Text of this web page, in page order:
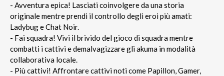
- Avventura epica! Lasciati coinvolgere da una storia
originale mentre prendi il controllo degli eroi più amati:
Ladybug e Chat Noir.
- Fai squadra! Vivi il brivido del gioco di squadra mentre
combatti i cattivi e demalvagizzare gli akuma in modalità
collaborativa locale.
- Più cattivi! Affrontare cattivi noti come Papillon, Gamer,